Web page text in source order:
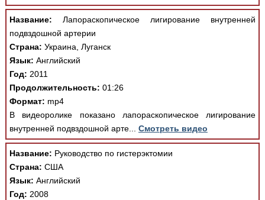
Название: Лапораскопическое лигирование внутренней
подвздошной артерии
Страна: Украина, Луганск
Язык: Английский
Год: 2011
Продолжительность: 01:26
Формат: mp4
В видеоролике показано лапораскопическое лигирование
внутренней подвздошной арте... Смотреть видео
Название: Руководство по гистерэктомии
Страна: США
Язык: Английский
Год: 2008